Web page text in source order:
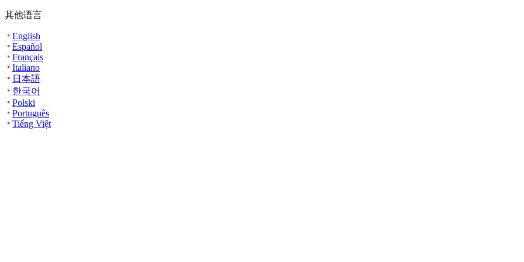
其他语言
English
Español
Français
Italiano
日本語
한국어
Polski
Português
Tiếng Việt